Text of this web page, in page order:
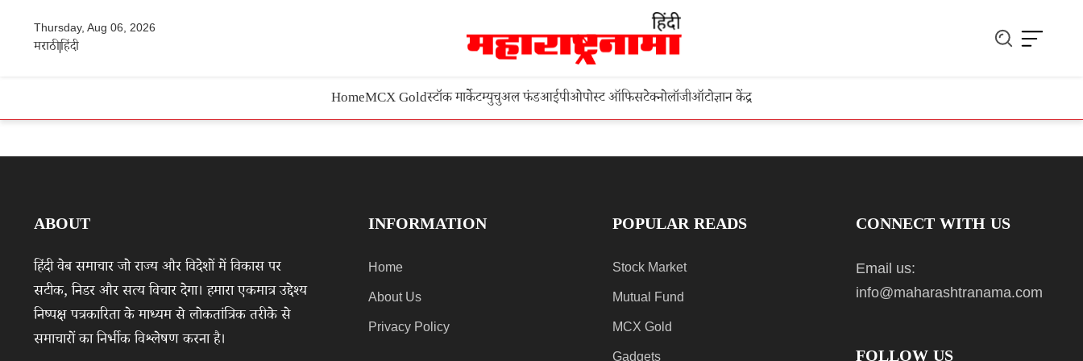
Thursday, Aug 06, 2026
मराठीहिंदी
HomeMCX Goldस्टॉक मार्केटम्युचुअल फंडआईपीओपोस्ट ऑफिसटेक्नोलॉजीऑटोज्ञान केंद्र
ABOUT
हिंदी वेब समाचार जो राज्य और विदेशों में विकास पर
सटीक, निडर और सत्य विचार देगा। हमारा एकमात्र उद्देश्य
निष्पक्ष पत्रकारिता के माध्यम से लोकतांत्रिक तरीके से
समाचारों का निर्भीक विश्लेषण करना है।
INFORMATION
Home
About Us
Privacy Policy
POPULAR READS
Stock Market
Mutual Fund
MCX Gold
Gadgets
CONNECT WITH US
Email us:
info@maharashtranama.com